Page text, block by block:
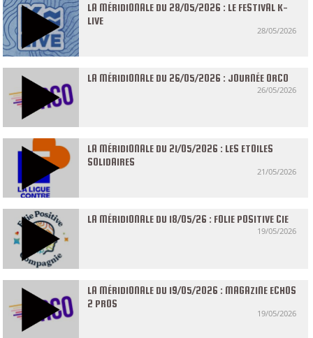
LA MÉRIDIONALE DU 28/05/2026 : LE FESTIVAL K-
LIVE
28/05/2026
LA MÉRIDIONALE DU 26/05/2026 : JOURNÉE ORCO
26/05/2026
LA MÉRIDIONALE DU 21/05/2026 : LES ETOILES
SOLIDAIRES
21/05/2026
LA MÉRIDIONALE DU 18/05/26 : FOLIE POSITIVE CIE
19/05/2026
LA MÉRIDIONALE DU 19/05/2026 : MAGAZINE ECHOS
2 PROS
19/05/2026